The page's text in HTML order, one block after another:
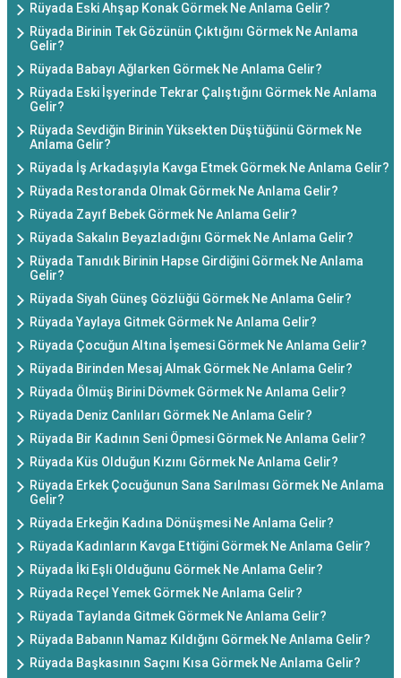
Rüyada Eski Ahşap Konak Görmek Ne Anlama Gelir?
Rüyada Birinin Tek Gözünün Çıktığını Görmek Ne Anlama
Gelir?
Rüyada Babayı Ağlarken Görmek Ne Anlama Gelir?
Rüyada Eski İşyerinde Tekrar Çalıştığını Görmek Ne Anlama
Gelir?
Rüyada Sevdiğin Birinin Yüksekten Düştüğünü Görmek Ne
Anlama Gelir?
Rüyada İş Arkadaşıyla Kavga Etmek Görmek Ne Anlama Gelir?
Rüyada Restoranda Olmak Görmek Ne Anlama Gelir?
Rüyada Zayıf Bebek Görmek Ne Anlama Gelir?
Rüyada Sakalın Beyazladığını Görmek Ne Anlama Gelir?
Rüyada Tanıdık Birinin Hapse Girdiğini Görmek Ne Anlama
Gelir?
Rüyada Siyah Güneş Gözlüğü Görmek Ne Anlama Gelir?
Rüyada Yaylaya Gitmek Görmek Ne Anlama Gelir?
Rüyada Çocuğun Altına İşemesi Görmek Ne Anlama Gelir?
Rüyada Birinden Mesaj Almak Görmek Ne Anlama Gelir?
Rüyada Ölmüş Birini Dövmek Görmek Ne Anlama Gelir?
Rüyada Deniz Canlıları Görmek Ne Anlama Gelir?
Rüyada Bir Kadının Seni Öpmesi Görmek Ne Anlama Gelir?
Rüyada Küs Olduğun Kızını Görmek Ne Anlama Gelir?
Rüyada Erkek Çocuğunun Sana Sarılması Görmek Ne Anlama
Gelir?
Rüyada Erkeğin Kadına Dönüşmesi Ne Anlama Gelir?
Rüyada Kadınların Kavga Ettiğini Görmek Ne Anlama Gelir?
Rüyada İki Eşli Olduğunu Görmek Ne Anlama Gelir?
Rüyada Reçel Yemek Görmek Ne Anlama Gelir?
Rüyada Taylanda Gitmek Görmek Ne Anlama Gelir?
Rüyada Babanın Namaz Kıldığını Görmek Ne Anlama Gelir?
Rüyada Başkasının Saçını Kısa Görmek Ne Anlama Gelir?